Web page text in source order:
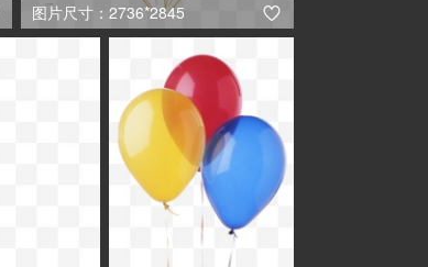
图片尺寸：2736*2845 